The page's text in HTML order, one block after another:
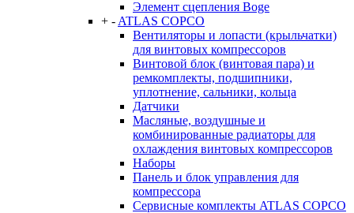
Элемент сцепления Boge
+ - ATLAS COPCO
Вентиляторы и лопасти (крыльчатки)
для винтовых компрессоров
Винтовой блок (винтовая пара) и
ремкомплекты, подшипники,
уплотнение, сальники, кольца
Датчики
Масляные, воздушные и
комбинированные радиаторы для
охлаждения винтовых компрессоров
Наборы
Панель и блок управления для
компрессора
Сервисные комплекты ATLAS COPCO